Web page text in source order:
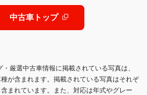
レーン
シュランPスポーツ アップルカーP
D
中古車トップ
・厳選中古車情報に掲載されている写真は、
が含まれます。掲載されている写真はそれぞ
まれています。また、対応は年式やグレー